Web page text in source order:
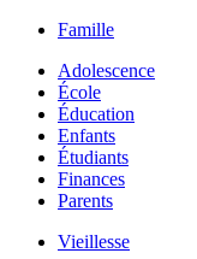
Famille
Adolescence
École
Éducation
Enfants
Étudiants
Finances
Parents
Vieillesse